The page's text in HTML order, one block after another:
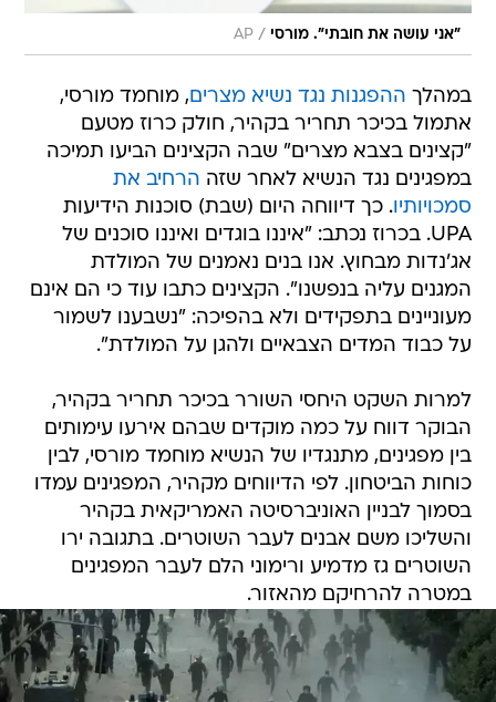
"אני עושה את חובתי". מורסי /
AP
במהלך ההפגנות נגד נשיא מצרים, מוחמד מורסי,
אתמול בכיכר תחריר בקהיר, חולק כרוז מטעם
"קצינים בצבא מצרים" שבה הקצינים הביעו תמיכה
במפגינים נגד הנשיא לאחר שזה הרחיב את
סמכויותיו. כך דיווחה היום (שבת) סוכנות הידיעות
UPA. בכרוז נכתב: "איננו בוגדים ואיננו סוכנים של
אג'נדות מבחוץ. אנו בנים נאמנים של המולדת
המגנים עליה בנפשנו". הקצינים כתבו עוד כי הם אינם
מעוניינים בתפקידים ולא בהפיכה: "נשבענו לשמור
על כבוד המדים הצבאיים ולהגן על המולדת".
למרות השקט היחסי השורר בכיכר תחריר בקהיר,
הבוקר דווח על כמה מוקדים שבהם אירעו עימותים
בין מפגינים, מתנגדיו של הנשיא מוחמד מורסי, לבין
כוחות הביטחון. לפי הדיווחים מקהיר, המפגינים עמדו
בסמוך לבניין האוניברסיטה האמריקאית בקהיר
והשליכו משם אבנים לעבר השוטרים. בתגובה ירו
השוטרים גז מדמיע ורימוני הלם לעבר המפגינים
במטרה להרחיקם מהאזור.